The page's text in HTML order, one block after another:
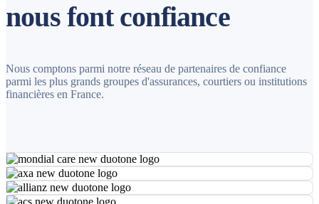
nous font confiance
Nous comptons parmi notre réseau de partenaires de confiance
parmi les plus grands groupes d'assurances, courtiers ou institutions
financières en France.